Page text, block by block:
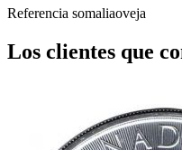
Referencia somaliaoveja
Los clientes que